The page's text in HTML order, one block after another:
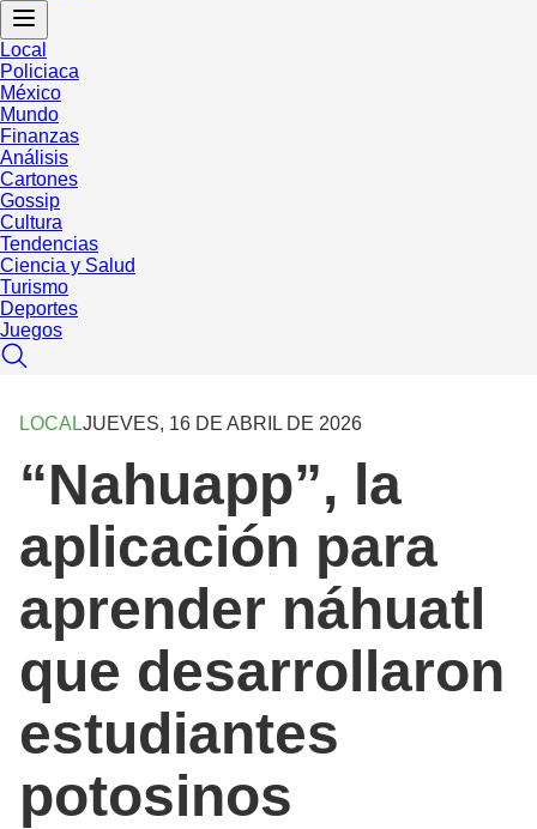
Local
Policiaca
México
Mundo
Finanzas
Análisis
Cartones
Gossip
Cultura
Tendencias
Ciencia y Salud
Turismo
Deportes
Juegos
LOCALJUEVES, 16 DE ABRIL DE 2026
“Nahuapp”, la
aplicación para
aprender náhuatl
que desarrollaron
estudiantes
potosinos